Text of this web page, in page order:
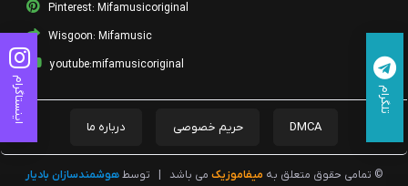
Pinterest: Mifamusicoriginal
Wisgoon: Mifamusic
youtube:mifamusicoriginal
DMCA حریم خصوصی درباره ما
© تمامی حقوق متعلق به میفاموزیک می باشد توسطهوشمندسازان بادیار
اینستاگرام تلگرام